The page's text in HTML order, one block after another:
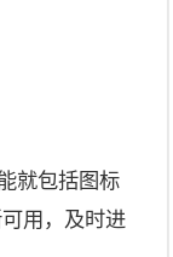
就包括图标
用，及时进